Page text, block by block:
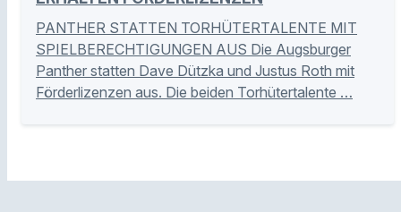
PANTHER STATTEN TORHÜTERTALENTE MIT
SPIELBERECHTIGUNGEN AUS Die Augsburger
Panther statten Dave Dützka und Justus Roth mit
Förderlizenzen aus. Die beiden Torhütertalente …